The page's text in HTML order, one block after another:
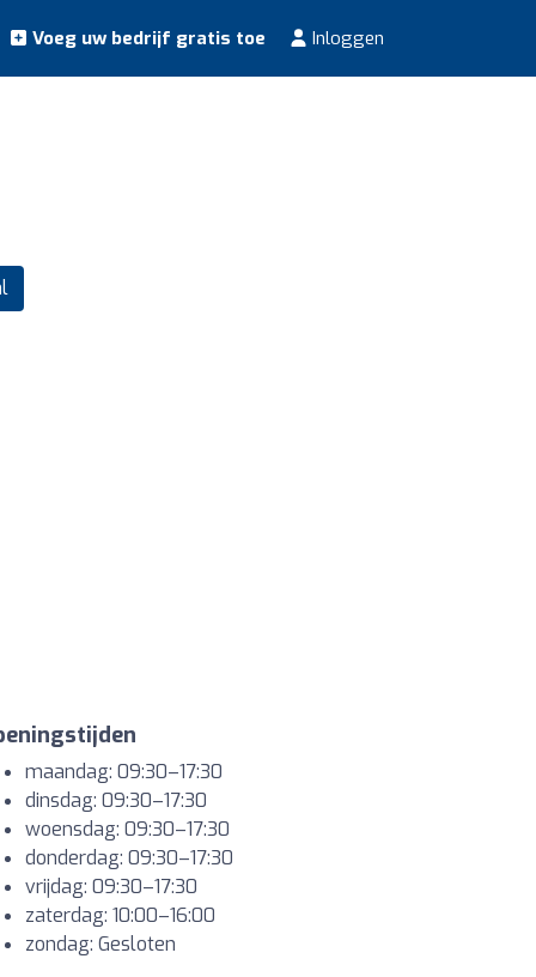
Voeg uw bedrijf gratis toe Inloggen
maandag: 09:30–17:30
dinsdag: 09:30–17:30
woensdag: 09:30–17:30
donderdag: 09:30–17:30
vrijdag: 09:30–17:30
zaterdag: 10:00–16:00
zondag: Gesloten